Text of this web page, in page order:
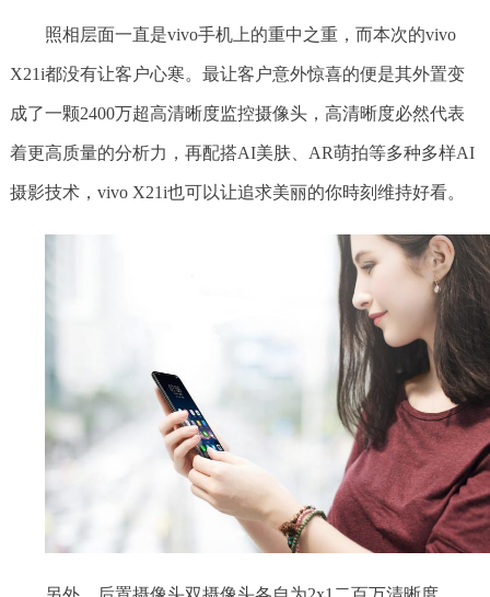
照相层面一直是vivo手机上的重中之重，而本次的vivo
X21i都没有让客户心寒。最让客户意外惊喜的便是其外置变
成了一颗2400万超高清晰度监控摄像头，高清晰度必然代表
着更高质量的分析力，再配搭AI美肤、AR萌拍等多种多样AI
摄影技术，vivo X21i也可以让追求美丽的你時刻维持好看。